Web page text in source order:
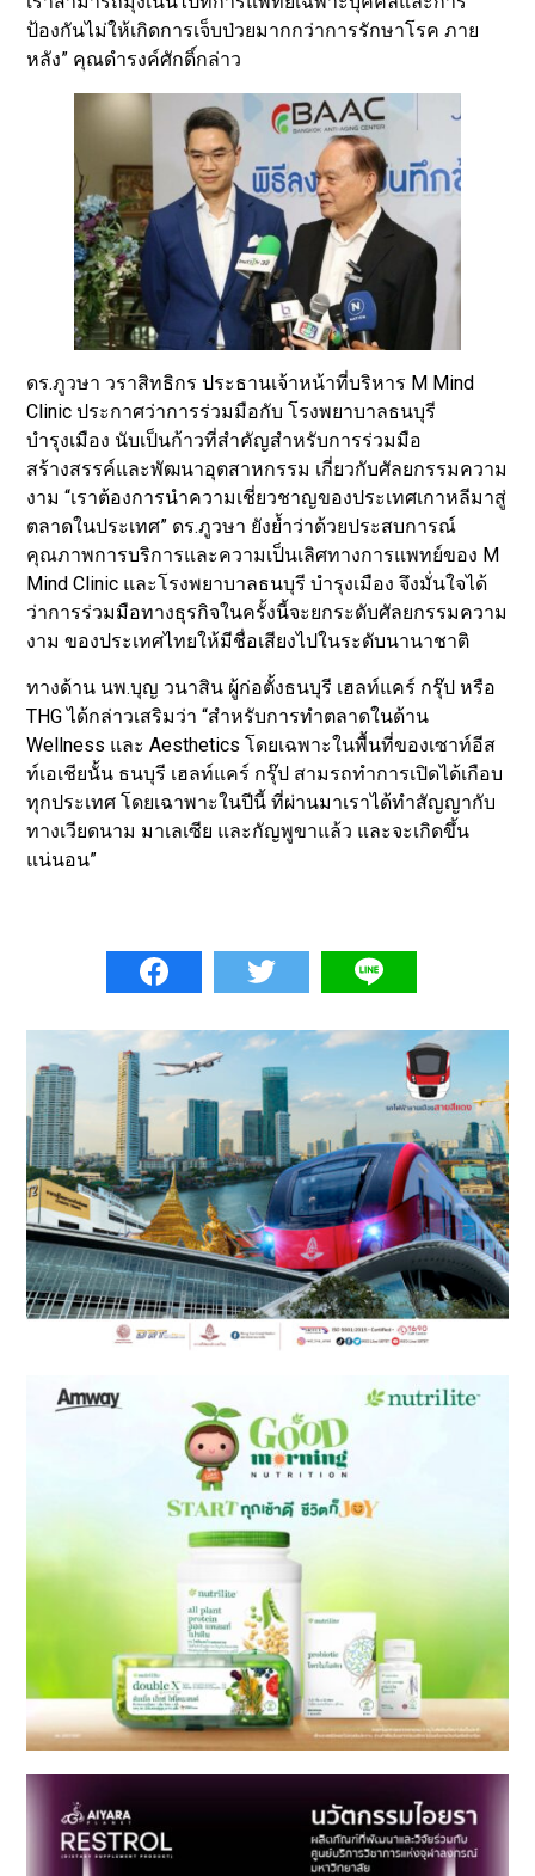
ป้องกันไม่ให้เกิดการเจ็บป่วยมากกว่าการรักษาโรค ภาย
หลัง” คุณดำรงค์ศักดิ์กล่าว
ดร.ภูวษา วราสิทธิกร ประธานเจ้าหน้าที่บริหาร M Mind
Clinic ประกาศว่าการร่วมมือกับ โรงพยาบาลธนบุรี
บำรุงเมือง นับเป็นก้าวที่สำคัญสำหรับการร่วมมือ
สร้างสรรค์และพัฒนาอุตสาหกรรม เกี่ยวกับศัลยกรรมความ
งาม “เราต้องการนำความเชี่ยวชาญของประเทศเกาหลีมาสู่
ตลาดในประเทศ” ดร.ภูวษา ยังย้ำว่าด้วยประสบการณ์
คุณภาพการบริการและความเป็นเลิศทางการแพทย์ของ M
Mind Clinic และโรงพยาบาลธนบุรี บำรุงเมือง จึงมั่นใจได้
ว่าการร่วมมือทางธุรกิจในครั้งนี้จะยกระดับศัลยกรรมความ
งาม ของประเทศไทยให้มีชื่อเสียงไปในระดับนานาชาติ
ทางด้าน นพ.บุญ วนาสิน ผู้ก่อตั้งธนบุรี เฮลท์แคร์ กรุ๊ป หรือ
THG ได้กล่าวเสริมว่า “สำหรับการทำตลาดในด้าน
Wellness และ Aesthetics โดยเฉพาะในพื้นที่ของเซาท์อีส
ท์เอเชียนั้น ธนบุรี เฮลท์แคร์ กรุ๊ป สามรถทำการเปิดได้เกือบ
ทุกประเทศ โดยเฉาพาะในปีนี้ ที่ผ่านมาเราได้ทำสัญญากับ
ทางเวียดนาม มาเลเซีย และกัญพูขาแล้ว และจะเกิดขึ้น
แน่นอน”